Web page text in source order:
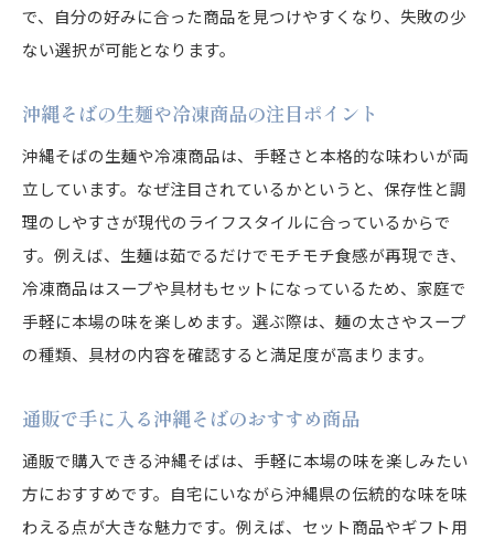
で、自分の好みに合った商品を見つけやすくなり、失敗の少
ない選択が可能となります。
沖縄そばの生麺や冷凍商品の注目ポイント
沖縄そばの生麺や冷凍商品は、手軽さと本格的な味わいが両
立しています。なぜ注目されているかというと、保存性と調
理のしやすさが現代のライフスタイルに合っているからで
す。例えば、生麺は茹でるだけでモチモチ食感が再現でき、
冷凍商品はスープや具材もセットになっているため、家庭で
手軽に本場の味を楽しめます。選ぶ際は、麺の太さやスープ
の種類、具材の内容を確認すると満足度が高まります。
通販で手に入る沖縄そばのおすすめ商品
通販で購入できる沖縄そばは、手軽に本場の味を楽しみたい
方におすすめです。自宅にいながら沖縄県の伝統的な味を味
わえる点が大きな魅力です。例えば、セット商品やギフト用